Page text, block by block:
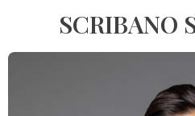
SCRIBANO